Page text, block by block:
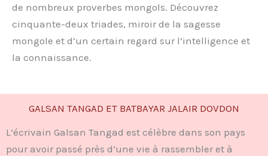
de nombreux proverbes mongols. Découvrez
cinquante-deux triades, miroir de la sagesse
mongole et d’un certain regard sur l’intelligence et
la connaissance.
GALSAN TANGAD ET BATBAYAR JALAIR DOVDON
L’écrivain Galsan Tangad est célèbre dans son pays
pour avoir passé près d’une vie à rassembler et à